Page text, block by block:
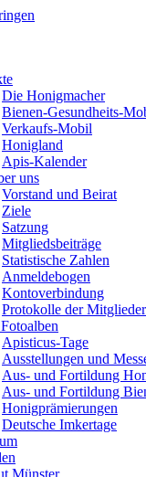
Die Honigmacher
Bienen-Gesundheits-
Verkaufs-Mobil
Honigland
Apis-Kalender
uns
Vorstand und Beirat
Ziele
Satzung
Mitgliedsbeiträge
Statistische Zahlen
Anmeldebogen
Kontoverbindung
Protokolle der
Apisticus-Tage
Ausstellungen und
Aus- und Fortildung
Aus- und Fortildung
Honigprämierungen
Deutsche Imkertage
Münster